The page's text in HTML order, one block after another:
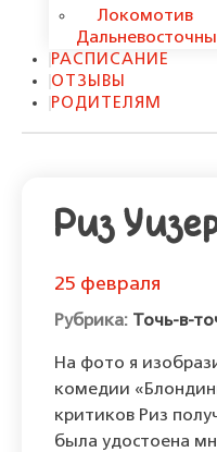
Локомотив
РАСПИСАНИЕ
ОТЗЫВЫ
РОДИТЕЛЯМ
Риз
25 февраля
Точь-в-
На фото я
комедии
критиков Риз
была удостоена